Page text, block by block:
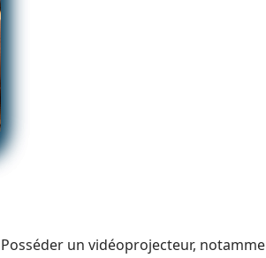
Posséder un vidéoprojecteur,